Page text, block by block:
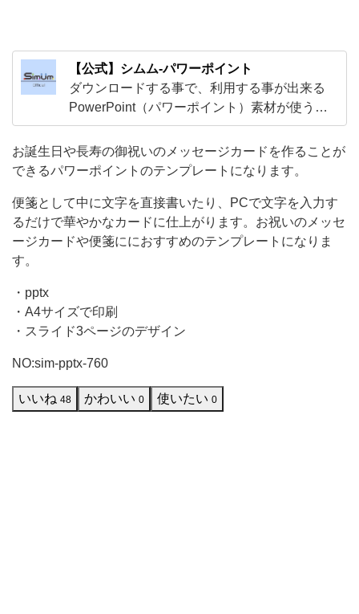
と
し
て
中
に
文
字
を
直
接
書
い
た
り、
PC
で
【公式】シムム-パワーポイント
ダウンロードする事で、利用する事が出来る
PowerPoint（パワーポイント）素材が使う事
が出来ます！可愛いデザインからオシャレな
デザインまでビジネスでの企画書の作成など
にお役立てください。
お誕生日や長寿の御祝いのメッセージカードを作ることが
できるパワーポイントのテンプレートになります。
便箋として中に文字を直接書いたり、PCで文字を入力す
るだけで華やかなカードに仕上がります。お祝いのメッセ
ージカードや便箋ににおすすめのテンプレートになりま
す。
・pptx
・A4サイズで印刷
・スライド3ページのデザイン
NO:sim-pptx-760
いいね 48 かわいい 0 使いたい 0